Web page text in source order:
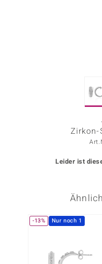
Zirkon-
Leider ist
-13% Nur noch 1